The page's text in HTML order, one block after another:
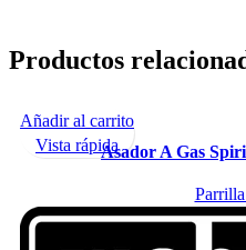
Productos
-13%
Asador A Gas
Añadir al carrito
Vista rápida